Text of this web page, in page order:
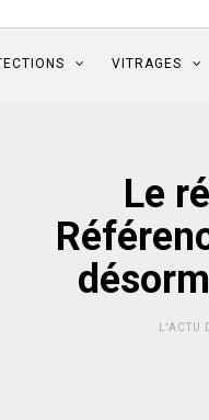
VITRAGES
Le
L'ACTU